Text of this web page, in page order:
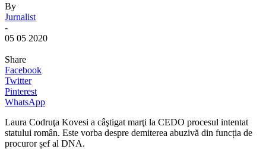
By
Jurnalist
-
05 05 2020
Share
Facebook
Twitter
Pinterest
WhatsApp
Laura Codruţa Kovesi a câştigat marţi la CEDO procesul intentat
statului român. Este vorba despre demiterea abuzivă din funcția de
procuror șef al DNA.